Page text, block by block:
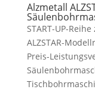
Alzmetall
START-UP-
ALZSTAR-
Preis-